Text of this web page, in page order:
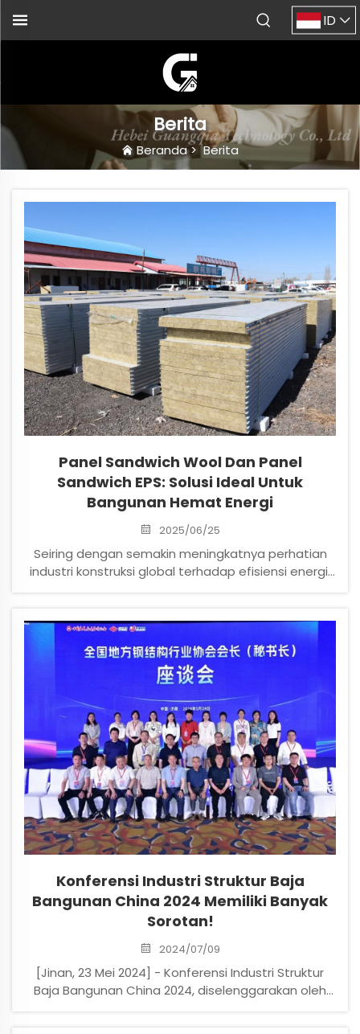
ID
Berita
Beranda>Berita
Panel Sandwich Wool Dan Panel
Sandwich EPS: Solusi Ideal Untuk
Bangunan Hemat Energi
2025/06/25
Seiring dengan semakin meningkatnya perhatian
industri konstruksi global terhadap efisiensi energi,
bangunan prefabricasi modern. Sebagai produsen
profesional panel sandwich, Hebei Guangqia
Technology Co., Ltd. dengan bangga
memperkenalkan dua produk laris kami
Konferensi Industri Struktur Baja
Bangunan China 2024 Memiliki Banyak
Sorotan!
2024/07/09
[Jinan, 23 Mei 2024] - Konferensi Industri Struktur
Baja Bangunan China 2024, diselenggarakan oleh